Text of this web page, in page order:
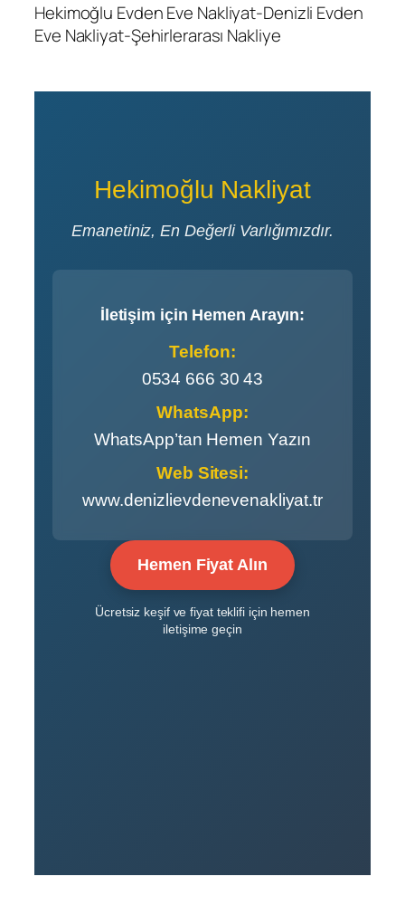
Hekimoğlu Evden Eve Nakliyat-Denizli Evden
Eve Nakliyat-Şehirlerarası Nakliye
Hekimoğlu Nakliyat
Emanetiniz, En Değerli Varlığımızdır.
İletişim için Hemen Arayın:
Telefon:
0534 666 30 43
WhatsApp:
WhatsApp’tan Hemen Yazın
Web Sitesi:
www.denizlievdenevenakliyat.tr
Hemen Fiyat Alın
Ücretsiz keşif ve fiyat teklifi için hemen
iletişime geçin